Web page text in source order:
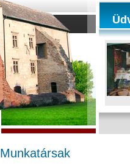
Munkatársak